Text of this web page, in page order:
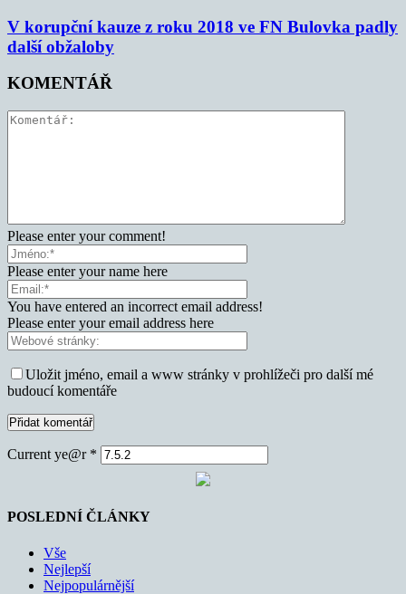
V korupční kauze z roku 2018 ve FN Bulovka padly
další obžaloby
KOMENTÁŘ
Please enter your comment!
Please enter your name here
You have entered an incorrect email address!
Please enter your email address here
Uložit jméno, email a www stránky v prohlížeči pro další mé
budoucí komentáře
Current ye@r *
POSLEDNÍ ČLÁNKY
Vše
Nejlepší
Nejpopulárnější